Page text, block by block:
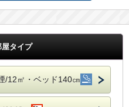
タイプ
/12㎡・ベッド140㎝